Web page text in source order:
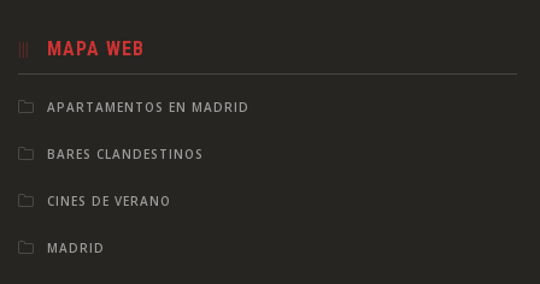
MAPA WEB
APARTAMENTOS EN MADRID
BARES CLANDESTINOS
CINES DE VERANO
MADRID